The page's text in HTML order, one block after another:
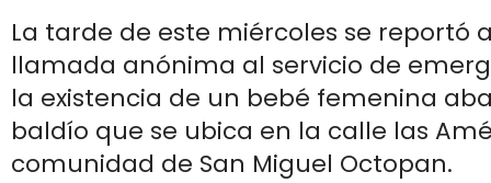
La tarde de este miércoles se reportó
llamada anónima al servicio de
la existencia de un bebé femenina
baldío que se ubica en la calle las
comunidad de San Miguel Octopan.